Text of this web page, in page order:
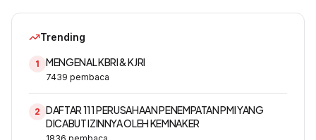
Trending
1 MENGENAL KBRI & KJRI
7439 pembaca
2 DAFTAR 111 PERUSAHAAN PENEMPATAN PMI YANG
DICABUT IZINNYA OLEH KEMNAKER